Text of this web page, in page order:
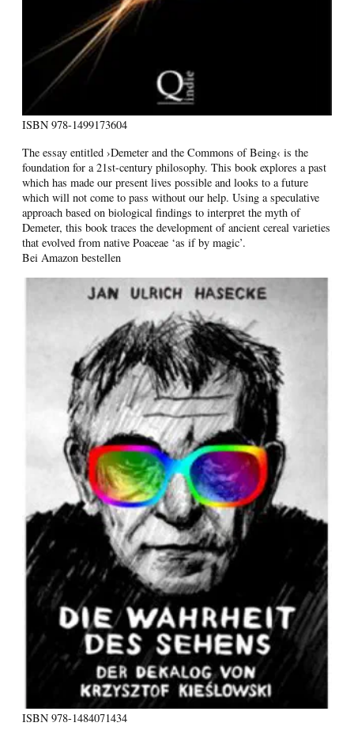
ISBN 978-1499173604
The essay entitled ›Demeter and the Commons of Being‹ is the
foundation for a 21st-century philosophy. This book explores a past
which has made our present lives possible and looks to a future
which will not come to pass without our help. Using a speculative
approach based on biological findings to interpret the myth of
Demeter, this book traces the development of ancient cereal varieties
that evolved from native Poaceae ‘as if by magic’.
Bei Amazon bestellen
ISBN 978-1484071434